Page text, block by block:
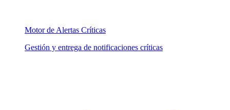
Motor de Alertas Críticas
Gestión y entrega de notificaciones críticas